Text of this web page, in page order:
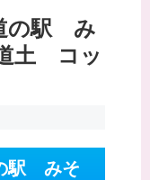
の駅 み
土 コッ
駅 みそ